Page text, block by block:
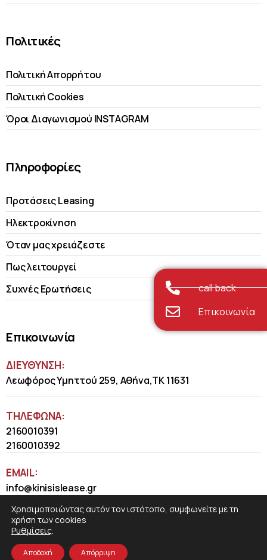
Πολιτικές
Πολιτική Απορρήτου
Πολιτική Cookies
Όροι Διαγωνισμού INSTAGRAM
Πληροφορίες
Προτάσεις Leasing
Ηλεκτροκίνηση
Όταν μας χρειάζεστε
Πως λειτουργεί
Συχνές Ερωτήσεις
Επικοινωνία
ΔΙΕΥΘΥΝΣΗ:
Λεωφόρος Υμηττού 259, Αθήνα,ΤΚ 11631
ΤΗΛΈΦΩΝΑ:
2160010391
2160010392
EMAIL:
info@kinisislease.gr
call back
Επικοινωνία
Χρησιμοποιώντας αυτόν τον ιστότοπο, συμφωνείτε με τη
χρήση των cookies
Ρυθμίσεις.
Αποδοχή Απόρριψη